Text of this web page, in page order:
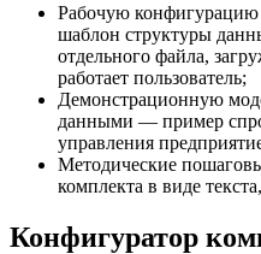
Рабочую конфигурацию
шаблон структуры
отдельного файла,
работает пользователь;
Демонстрационную
данными — пример
управления
Методические
комплекта в виде
Конфигуратор